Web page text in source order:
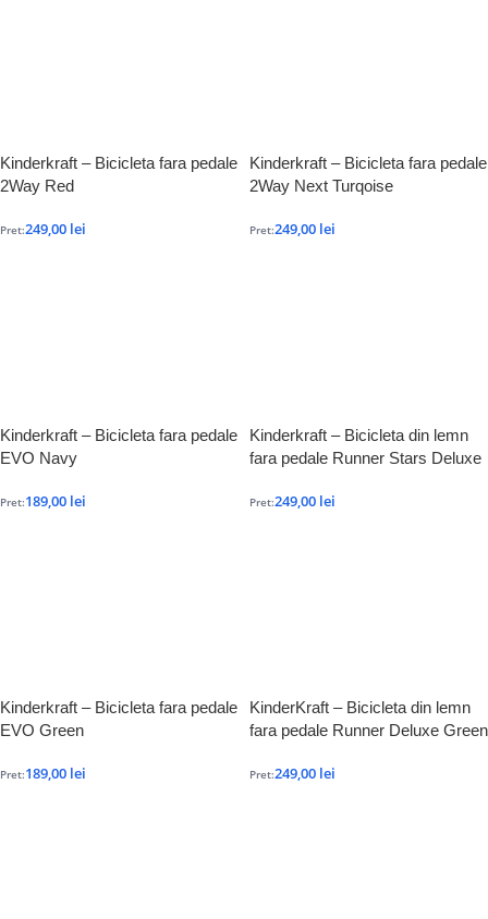
Kinderkraft – Bicicleta fara pedale
2Way Red
Pret:249,00 lei
Kinderkraft – Bicicleta fara pedale
2Way Next Turqoise
Pret:249,00 lei
Kinderkraft – Bicicleta fara pedale
EVO Navy
Pret:189,00 lei
Kinderkraft – Bicicleta din lemn
fara pedale Runner Stars Deluxe
Pret:249,00 lei
Kinderkraft – Bicicleta fara pedale
EVO Green
Pret:189,00 lei
KinderKraft – Bicicleta din lemn
fara pedale Runner Deluxe Green
Pret:249,00 lei